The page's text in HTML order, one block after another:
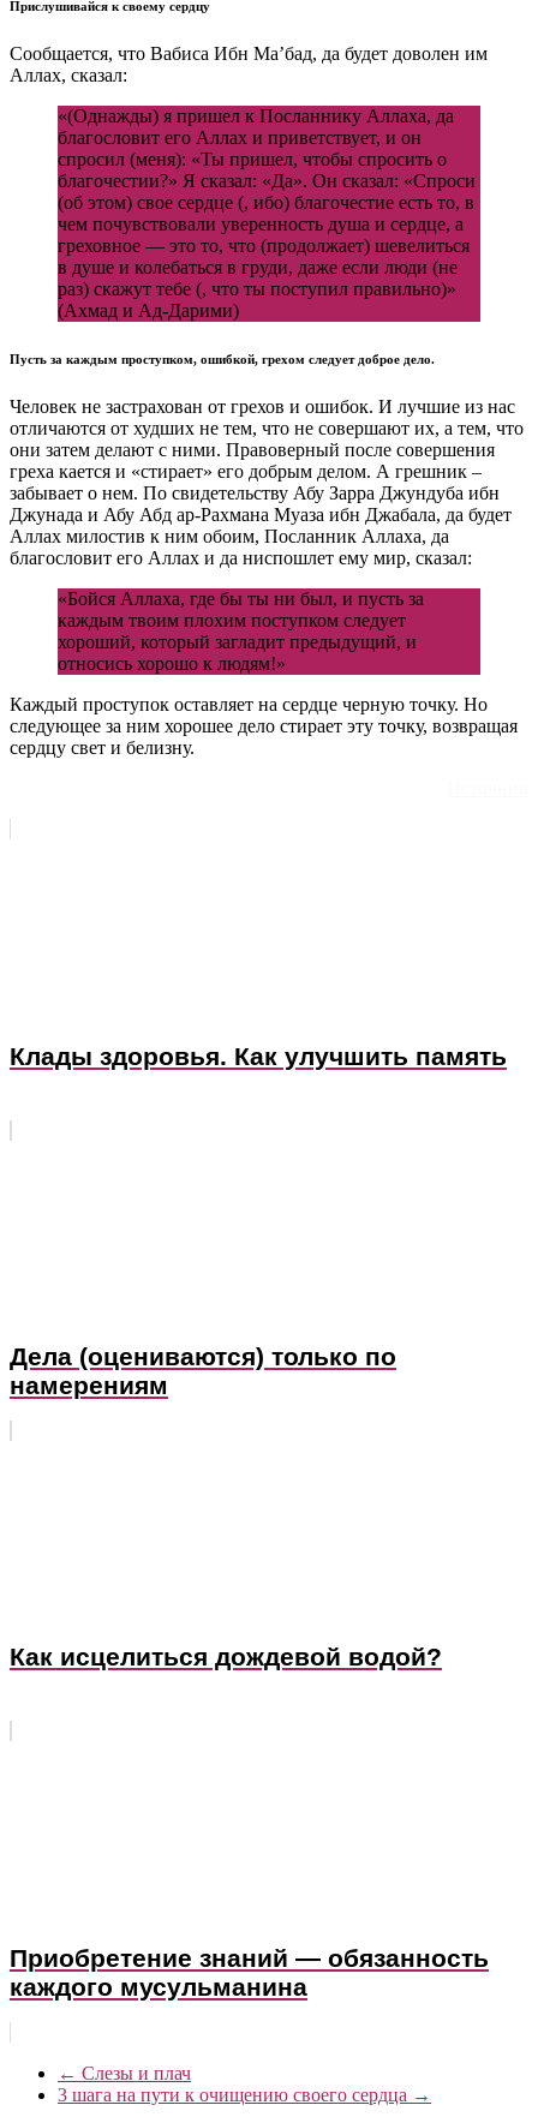
Прислушивайся к своему сердцу
Сообщается, что Вабиса Ибн Ма’бад, да будет доволен им
Аллах, сказал:
«(Однажды) я пришел к Посланнику Аллаха, да
благословит его Аллах и приветствует, и он
спросил (меня): «Ты пришел, чтобы спросить о
благочестии?» Я сказал: «Да». Он сказал: «Спроси
(об этом) свое сердце (, ибо) благочестие есть то, в
чем почувствовали уверенность душа и сердце, а
греховное — это то, что (продолжает) шевелиться
в душе и колебаться в груди, даже если люди (не
раз) скажут тебе (, что ты поступил правильно)»
(Ахмад и Ад-Дарими)
Пусть за каждым проступком, ошибкой, грехом следует доброе дело.
Человек не застрахован от грехов и ошибок. И лучшие из нас
отличаются от худших не тем, что не совершают их, а тем, что
они затем делают с ними. Правоверный после совершения
греха кается и «стирает» его добрым делом. А грешник –
забывает о нем. По свидетельству Абу Зарра Джундуба ибн
Джунада и Абу Абд ар-Рахмана Муаза ибн Джабала, да будет
Аллах милостив к ним обоим, Посланник Аллаха, да
благословит его Аллах и да ниспошлет ему мир, сказал:
«Бойся Аллаха, где бы ты ни был, и пусть за
каждым твоим плохим поступком следует
хороший, который загладит предыдущий, и
относись хорошо к людям!»
Каждый проступок оставляет на сердце черную точку. Но
следующее за ним хорошее дело стирает эту точку, возвращая
сердцу свет и белизну.
Клады здоровья. Как улучшить память
Дела (оцениваются) только по
намерениям
Как исцелиться дождевой водой?
Приобретение знаний — обязанность
каждого мусульманина
← Слезы и плач
3 шага на пути к очищению своего сердца →